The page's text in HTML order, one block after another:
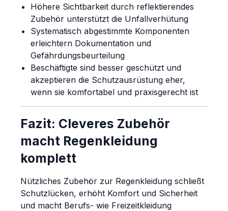
Höhere Sichtbarkeit durch reflektierendes
Zubehör unterstützt die Unfallverhütung
Systematisch abgestimmte Komponenten
erleichtern Dokumentation und
Gefährdungsbeurteilung
Beschäftigte sind besser geschützt und
akzeptieren die Schutzausrüstung eher,
wenn sie komfortabel und praxisgerecht ist
Fazit: Cleveres Zubehör
macht Regenkleidung
komplett
Nützliches Zubehör zur Regenkleidung schließt
Schutzlücken, erhöht Komfort und Sicherheit
und macht Berufs- wie Freizeitkleidung